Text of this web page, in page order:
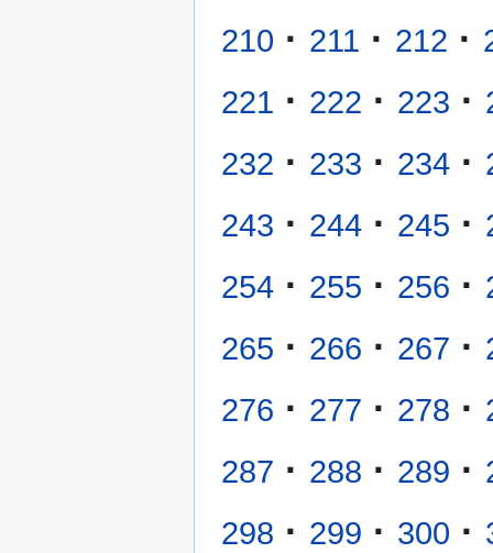
210 · 211 · 212 ·
221 · 222 · 223 ·
232 · 233 · 234 ·
243 · 244 · 245 ·
254 · 255 · 256 ·
265 · 266 · 267 ·
276 · 277 · 278 ·
287 · 288 · 289 ·
298 · 299 · 300 ·